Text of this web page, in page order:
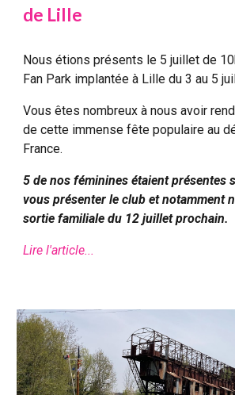
de Lille
Nous étions présents le 5 juillet de
Fan Park implantée à Lille du 3 au 5
Vous êtes nombreux à nous avoir
de cette immense fête populaire au
France.
5 de nos féminines étaient présentes
vous présenter le club et notamment
sortie familiale du 12 juillet prochain.
Lire l'article...